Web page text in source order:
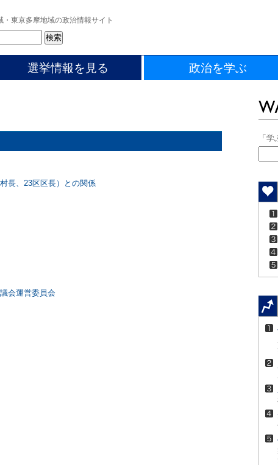
・東京多摩地域の政治情報サイト
選挙情報を見る 政治を学ぶ
長、23区区長）との関係
会運営委員会
「